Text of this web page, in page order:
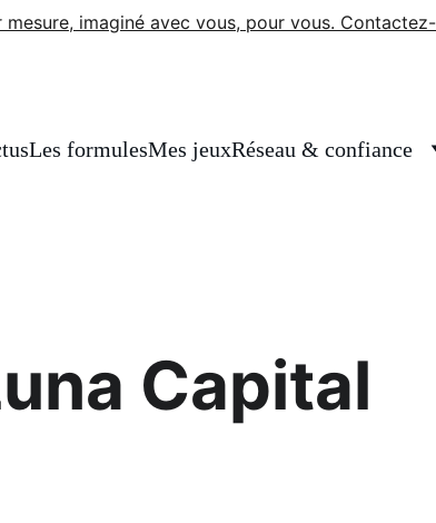
mesure, imaginé avec vous, pour vous.
Les formulesMes jeuxRéseau & confiance
Capital